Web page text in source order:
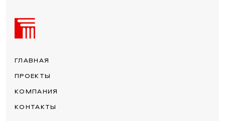
ГЛАВНАЯ
ПРОЕКТЫ
КОМПАНИЯ
КОНТАКТЫ